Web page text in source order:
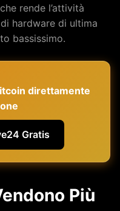
rende l’attività
hardware di ultima
bassissimo.
direttamente
Gratis
Più